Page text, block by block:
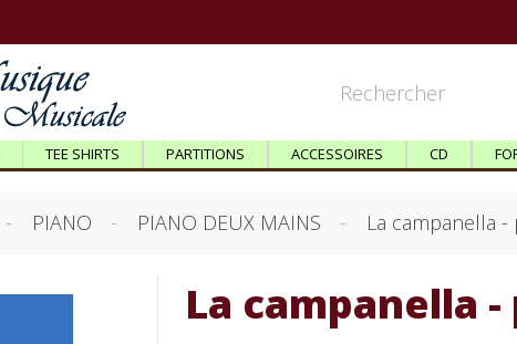
TEE SHIRTS PARTITIONS ACCESSOIRES CD
PIANO PIANO DEUX MAINS La campanella
La campanella